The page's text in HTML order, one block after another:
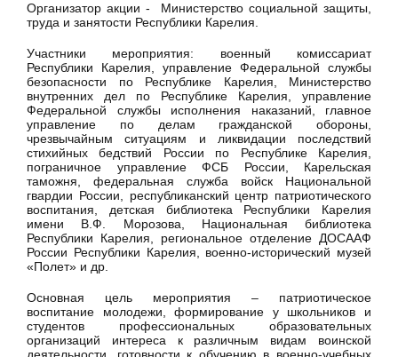
Организатор акции - Министерство социальной защиты,
труда и занятости Республики Карелия.
Участники мероприятия: военный комиссариат
Республики Карелия, управление Федеральной службы
безопасности по Республике Карелия, Министерство
внутренних дел по Республике Карелия, управление
Федеральной службы исполнения наказаний, главное
управление по делам гражданской обороны,
чрезвычайным ситуациям и ликвидации последствий
стихийных бедствий России по Республике Карелия,
пограничное управление ФСБ России, Карельская
таможня, федеральная служба войск Национальной
гвардии России, республиканский центр патриотического
воспитания, детская библиотека Республики Карелия
имени В.Ф. Морозова, Национальная библиотека
Республики Карелия, региональное отделение ДОСААФ
России Республики Карелия, военно-исторический музей
«Полет» и др.
Основная цель мероприятия – патриотическое
воспитание молодежи, формирование у школьников и
студентов профессиональных образовательных
организаций интереса к различным видам воинской
деятельности, готовности к обучению в военно-учебных